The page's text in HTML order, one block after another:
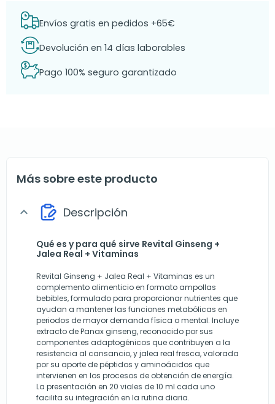
Envíos gratis en pedidos +65€
Devolución en 14 días laborables
Pago 100% seguro garantizado
Más sobre este producto
expand_more Descripción
Qué es y para qué sirve Revital Ginseng +
Jalea Real + Vitaminas
Revital Ginseng + Jalea Real + Vitaminas es un
complemento alimenticio en formato ampollas
bebibles, formulado para proporcionar nutrientes que
ayudan a mantener las funciones metabólicas en
periodos de mayor demanda física o mental. Incluye
extracto de Panax ginseng, reconocido por sus
componentes adaptogénicos que contribuyen a la
resistencia al cansancio, y jalea real fresca, valorada
por su aporte de péptidos y aminoácidos que
intervienen en los procesos de obtención de energía.
La presentación en 20 viales de 10 ml cada uno
facilita su integración en la rutina diaria.